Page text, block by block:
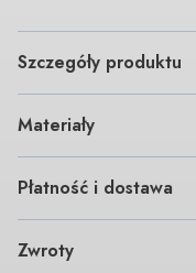
Szczegóły produktu
Materiały
Płatność i dostawa
Zwroty